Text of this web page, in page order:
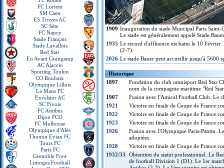
FC Lorient
SM Caen
ES Troyes AC
SC Sète
FC Nancy
Stade Français
Stade Lavallois
Red Star
En Avant Guingamp
AC Ajaccio
Sporting Toulon
CO Roubaix
Olympique Lillois
Le Mans FC
Excelsior AC
SC Fivois
FC Antibes
Dijon FCO
FC Mulhouse
Olympique d'Alès
Thonon Evian FC
Tours FC
Paris FC
Grenoble Foot
Limoges Football
1909 Inauguration du stade Muncipal Paris Saint-
Le stade est généralement appelé Stade
1935 Le record d'affluence est battu le 10 Février.
(2-7).
2026 Le stade Bauer peut accueillir jusqu'à 5600
- Historique
1897
Fondation du club omnisport Red Star
nom de la compagnie maritime "Red
1907
Fusion avec l'Amical Football Club. Le
1921
Victoire en finale de Coupe de France
1922
Victoire en finale de Coupe de France
1923
Victoire en finale de Coupe de France
1926
Fusion avec l'Olympique Paris-Pantin.
adoptées.
1928
Victoire en finale de Coupe de France
1932/33
Obtention du statut professionnel. Le
de football Division 1 (D1). Le 1er